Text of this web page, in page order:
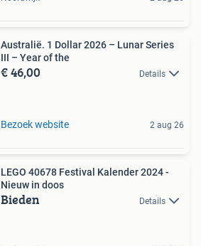
Australië. 1 Dollar 2026 – Lunar Series
III – Year of the
€ 46,00 Details
Bezoek website 2 aug 26
LEGO 40678 Festival Kalender 2024 -
Nieuw in doos
Bieden Details